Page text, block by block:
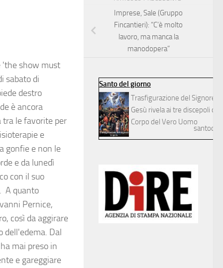
'the show must
sabato di
destro
è ancora
le favorite per
e
gonfie e non le
e da lunedì
con il suo
A quanto
Pernice,
così da aggirare
dell'edema. Dal
mai preso in
e gareggiare
Imprese, Sale (Gruppo
Fincantieri): “C’è molto
lavoro, ma manca la
manodopera”
Santo del giorno
Trasfigurazione del Signore
Gesù rivela ai tre discepoli
Corpo del Vero Uomo